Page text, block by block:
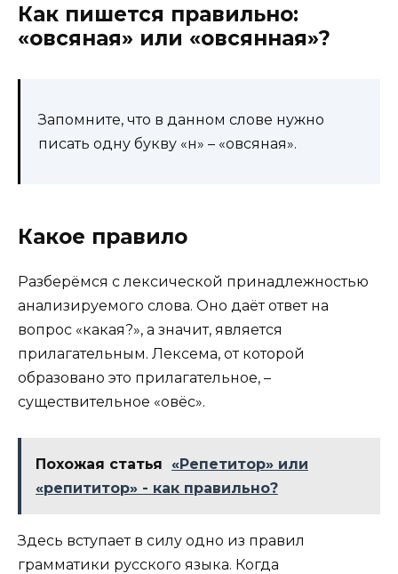
Как пишется правильно:
«овсяная» или «овсянная»?
Запомните, что в данном слове нужно
писать одну букву «н» – «овсяная».
Какое правило
Разберёмся с лексической принадлежностью
анализируемого слова. Оно даёт ответ на
вопрос «какая?», а значит, является
прилагательным. Лексема, от которой
образовано это прилагательное, –
существительное «овёс».
Похожая статья
«Репетитор» или
«репититор» - как правильно?
Здесь вступает в силу одно из правил
грамматики русского языка. Когда